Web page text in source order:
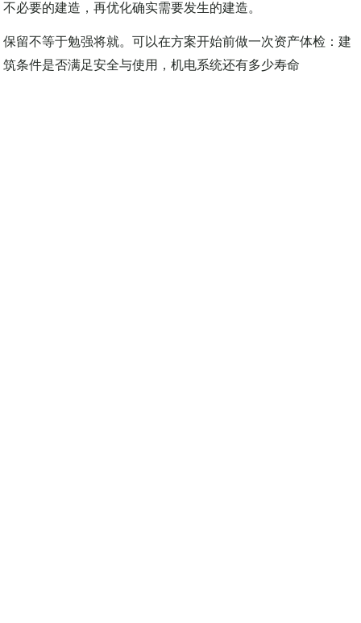
不必要的建造，再优化确实需要发生的建造。
保留不等于勉强将就。可以在方案开始前做一次资产体检：建
筑条件是否满足安全与使用，机电系统还有多少寿命